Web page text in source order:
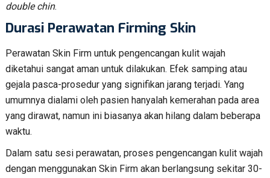
double chin.
Durasi Perawatan Firming Skin
Perawatan Skin Firm untuk pengencangan kulit wajah
diketahui sangat aman untuk dilakukan. Efek samping atau
gejala pasca-prosedur yang signifikan jarang terjadi. Yang
umumnya dialami oleh pasien hanyalah kemerahan pada area
yang dirawat, namun ini biasanya akan hilang dalam beberapa
waktu.
Dalam satu sesi perawatan, proses pengencangan kulit wajah
dengan menggunakan Skin Firm akan berlangsung sekitar 30-